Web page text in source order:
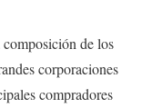
de los
corporaciones
compradores